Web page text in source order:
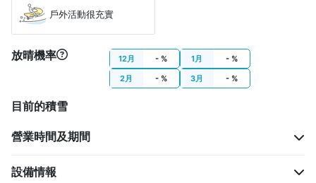
戶外活動很充實
放晴機率 12月 - % 1月
- %
2月
- % 3月 - %
目前的積雪
營業時間及期間
設備情報